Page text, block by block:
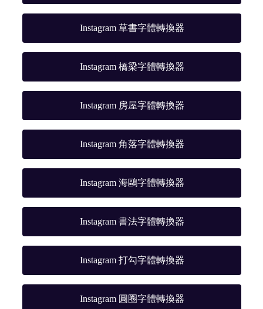
Instagram 草書字體轉換器
Instagram 橋梁字體轉換器
Instagram 房屋字體轉換器
Instagram 角落字體轉換器
Instagram 海鷗字體轉換器
Instagram 書法字體轉換器
Instagram 打勾字體轉換器
Instagram 圓圈字體轉換器